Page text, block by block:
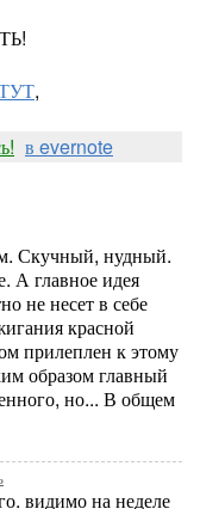
,
в evernote
Скучный, нудный.
А главное идея
не несет в себе
красной
прилеплен к этому
образом главный
но... В общем
видимо на неделе